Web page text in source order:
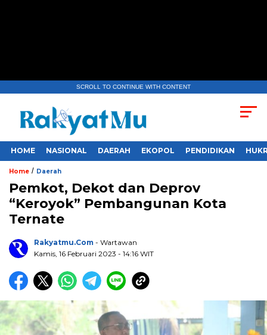
SCROLL TO CONTINUE WITH CONTENT
HOME NASIONAL DAERAH EKOPOL PENDIDIKAN
Home / Daerah
Pemkot, Dekot dan Deprov
“Keroyok” Pembangunan Kota
Ternate
Rakyatmu.com - Wartawan
Kamis, 16 Februari 2023 - 14:16 WIT